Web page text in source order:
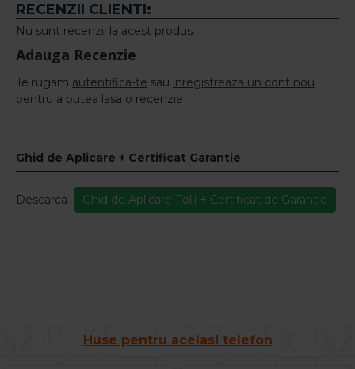
RECENZII CLIENTI:
Nu sunt recenzii la acest produs.
Adauga Recenzie
Te rugam autentifica-te sau inregistreaza un cont nou
pentru a putea lasa o recenzie
Ghid de Aplicare + Certificat Garantie
Descarca Ghid de Aplicare Folii + Certificat de Garantie
Huse pentru acelasi telefon